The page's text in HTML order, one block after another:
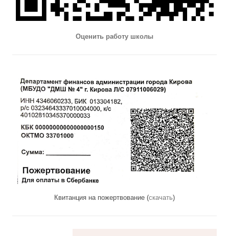
Оценить работу школы
Квитанция на пожертвование (скачать)